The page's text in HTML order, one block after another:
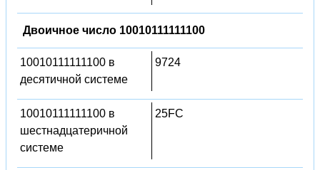
Двоичное число 10010111111100
10010111111100 в
десятичной системе
9724
10010111111100 в
шестнадцатеричной
системе
25FC